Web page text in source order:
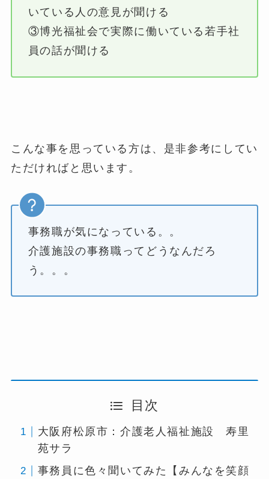
いている人の意見が聞ける
③博光福祉会で実際に働いている若手社
員の話が聞ける
こんな事を思っている方は、是非参考にしてい
ただければと思います。
事務職が気になっている。。
介護施設の事務職ってどうなんだろ
う。。。
目次
大阪府松原市：介護老人福祉施設 寿里
苑サラ
事務員に色々聞いてみた【みんなを笑顔